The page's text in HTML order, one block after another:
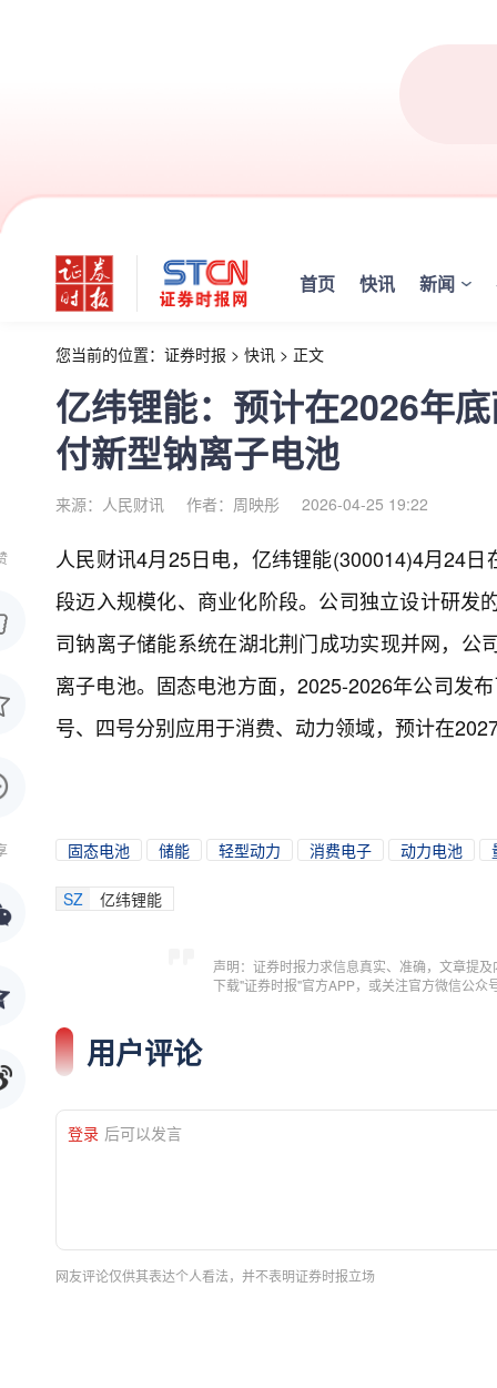
首页 快讯 新闻
您当前的位置： 证券时报 > 快讯 > 正文
亿纬锂能：预计在2026年
付新型钠离子电池
来源：人民财讯 作者：周映彤 2026-04-25 19:22
人民财讯4月25日电， 亿纬锂能(300014)4月24
段迈入规模化、商业化阶段。公司独立设计研发
司钠离子储能系统在湖北荆门成功实现并网，
离子电池。固态电池方面，2025-2026年公司发
号、四号分别应用于消费、动力领域，预计在
固态电池 储能 轻型动力 消费电子 动力电池
SZ 亿纬锂能
声明：证券时报力求信息真实、准确，文章提
下载"证券时报"官方APP，或关注官方微信公
用户评论
登录 后可以发言
网友评论仅供其表达个人看法，并不表明证券时报立场